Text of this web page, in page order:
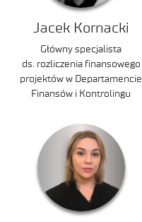
Jacek Kornacki
Główny specjalista
ds. rozliczenia finansowego
projektów w Departamencie
Finansów i Kontrolingu